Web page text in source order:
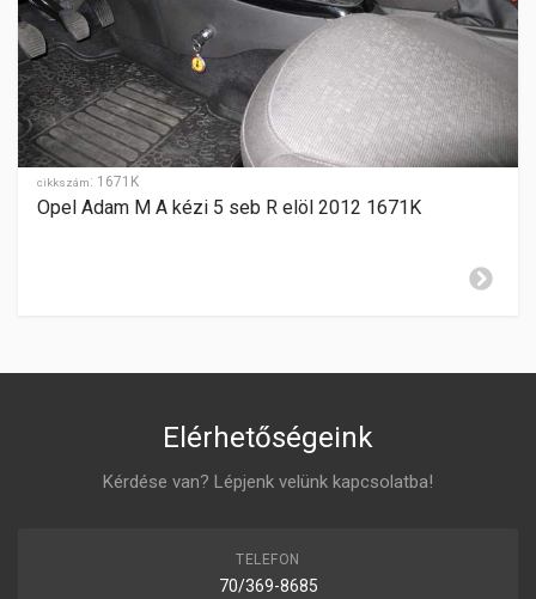
SEBESSÉGFOKOZATOK
5
HÁTRAMENET
-
GYÁRTÁSI ÉV
2004-2010
ZÁR CILINDER ELHELYEZÉSE
cikkszám: 1671K
Opel Adam M A kézi 5 seb R elöl 2012 1671K
Elérhetőségeink
Kérdése van? Lépjenk velünk kapcsolatba!
TELEFON
70/369-8685